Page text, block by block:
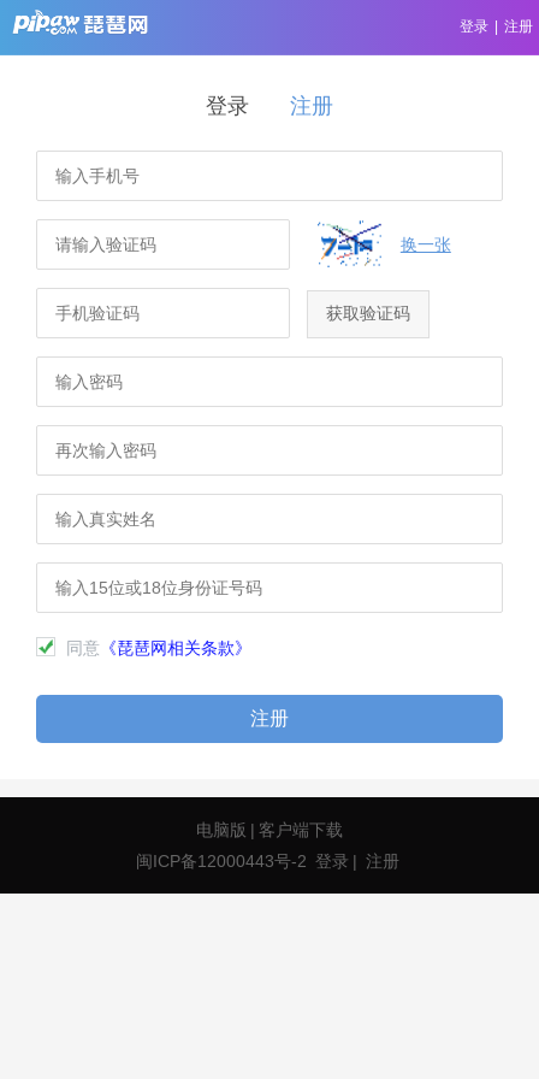
登录 注册
登录 注册
换一张
获取验证码
同意 《琵琶网相关条款》
注册
电脑版 | 客户端下载
闽ICP备12000443号-2 登录 | 注册